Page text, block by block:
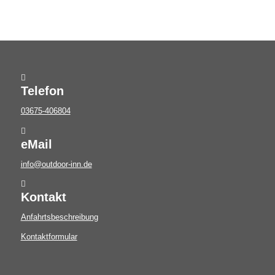
Telefon
03675-406804
eMail
info@outdoor-inn.de
Kontakt
Anfahrtsbeschreibung
Kontaktformular